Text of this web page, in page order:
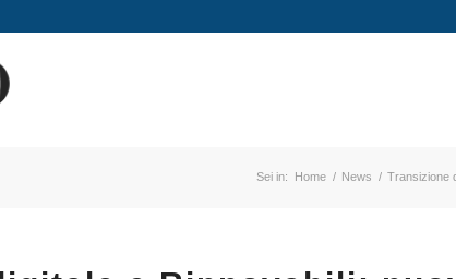
Sei in: Home / News / Transizione